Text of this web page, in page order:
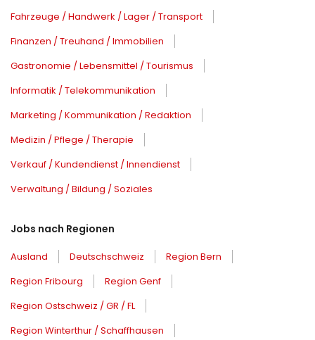
Fahrzeuge / Handwerk / Lager / Transport
Finanzen / Treuhand / Immobilien
Gastronomie / Lebensmittel / Tourismus
Informatik / Telekommunikation
Marketing / Kommunikation / Redaktion
Medizin / Pflege / Therapie
Verkauf / Kundendienst / Innendienst
Verwaltung / Bildung / Soziales
Jobs nach Regionen
Ausland Deutschschweiz
Region Bern
Region Fribourg
Region Genf
Region Ostschweiz / GR / FL
Region Winterthur / Schaffhausen